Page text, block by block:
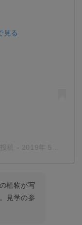
見る
稿 - 2019年 5月月3日午後2時45分PDT
植物が写
見学の参